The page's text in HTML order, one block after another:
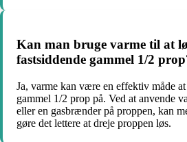
Kan man bruge varme til at
fastsiddende gammel 1/2
Ja, varme kan være en effektiv måde
gammel 1/2 prop på. Ved at anvende
eller en gasbrænder på proppen, kan
gøre det lettere at dreje proppen løs.